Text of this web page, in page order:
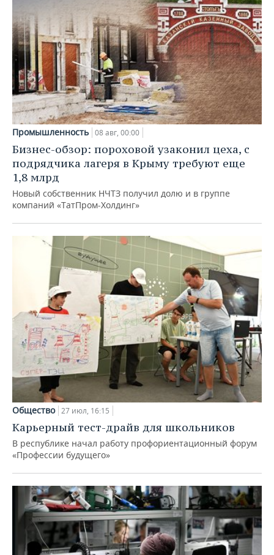
Промышленность 08 авг, 00:00
Бизнес-обзор: пороховой узаконил цеха, с
подрядчика лагеря в Крыму требуют еще
1,8 млрд
Новый собственник НЧТЗ получил долю и в группе
компаний «ТатПром-Холдинг»
Общество 27 июл, 16:15
Карьерный тест-драйв для школьников
В республике начал работу профориентационный форум
«Профессии будущего»